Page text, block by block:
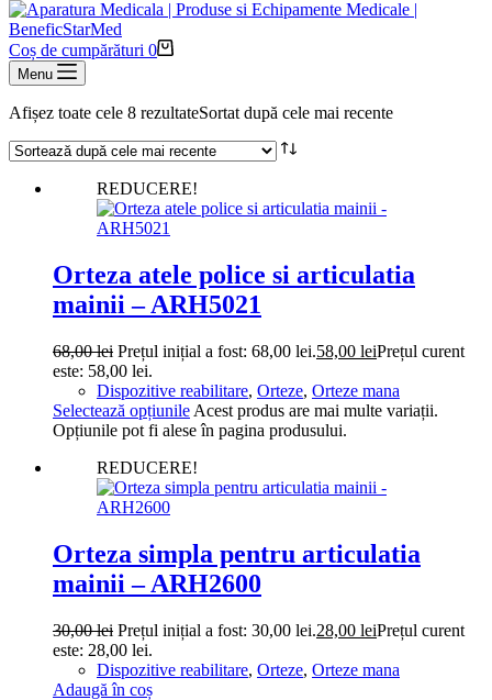
Coș de cumpărături 0
Menu
Afișez toate cele 8 rezultateSortat după cele mai recente
REDUCERE!
Orteza atele police si articulatia
mainii – ARH5021
68,00lei Prețul inițial a fost: 68,00 lei.58,00 leiPrețul curent
este: 58,00 lei.
Dispozitive reabilitare, Orteze, Orteze mana
Selectează opțiunile Acest produs are mai multe variații.
Opțiunile pot fi alese în pagina produsului.
REDUCERE!
Orteza simpla pentru articulatia
mainii – ARH2600
30,00lei Prețul inițial a fost: 30,00 lei.28,00 leiPrețul curent
este: 28,00 lei.
Dispozitive reabilitare, Orteze, Orteze mana
Adaugă în coș